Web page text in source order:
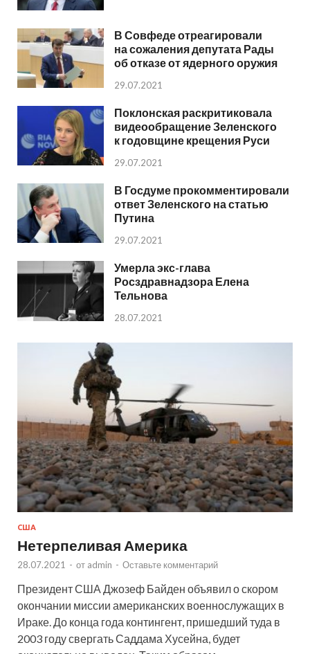
В Совфеде отреагировали
на сожаления депутата Рады
об отказе от ядерного оружия
29.07.2021
Поклонская раскритиковала
видеообращение Зеленского
к годовщине крещения Руси
29.07.2021
В Госдуме прокомментировали
ответ Зеленского на статью
Путина
29.07.2021
Умерла экс-глава
Росздравнадзора Елена
Тельнова
28.07.2021
США
Нетерпеливая Америка
28.07.2021 - от admin - Оставьте комментарий
Президент США Джозеф Байден объявил о скором
окончании миссии американских военнослужащих в
Ираке. До конца года контингент, пришедший туда в
2003 году свергать Саддама Хусейна, будет